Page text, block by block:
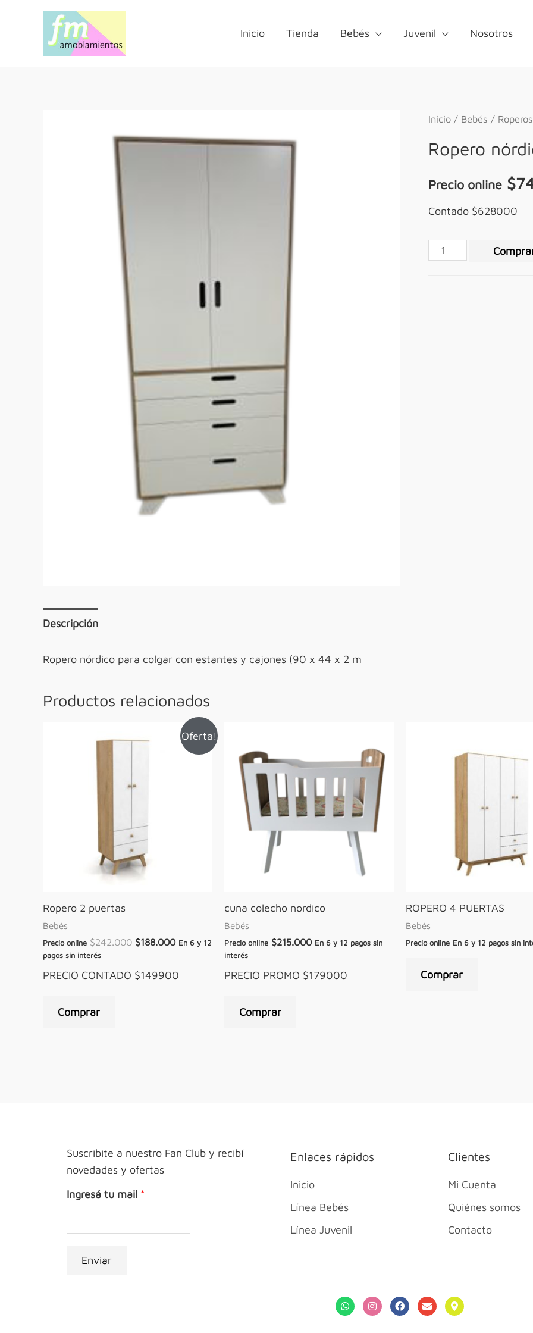
Inicio Tienda Bebés Juvenil Nosotros
Inicio / Bebés /
Ropero
Precio online $
Contado $628000
Descripción
Ropero nórdico para colgar con estantes y cajones (90 x 44 x 2 m
Productos relacionados
Oferta!
Ropero 2 puertas
Bebés
Precio online $242.000 $188.000 En 6 y 12
pagos sin interés
PRECIO CONTADO $149900
Comprar
cuna colecho nordico
Bebés
Precio online $215.000 En 6 y 12 pagos sin
interés
PRECIO PROMO $179000
Comprar
ROPERO 4 PUERTAS
Bebés
Precio online En 6 y 12 pagos sin
Comprar
Suscribite a nuestro Fan Club y recibí
novedades y ofertas
Ingresá tu mail *
Enviar
Enlaces rápidos
Inicio
Línea Bebés
Línea Juvenil
Clientes
Mi Cuenta
Quiénes somos
Contacto